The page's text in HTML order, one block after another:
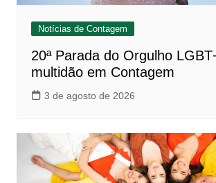
Notícias de Contagem
20ª Parada do Orgulho
multidão em Contagem
3 de agosto de 2026